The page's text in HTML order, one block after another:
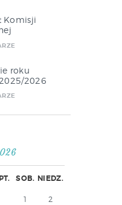
Komisji
roku
2026
PT. SOB. NIEDZ.
1
2